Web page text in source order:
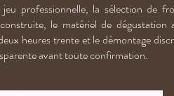
professionnelle, la sélection de
le matériel de dégustation
heures trente et le démontage
avant toute confirmation.